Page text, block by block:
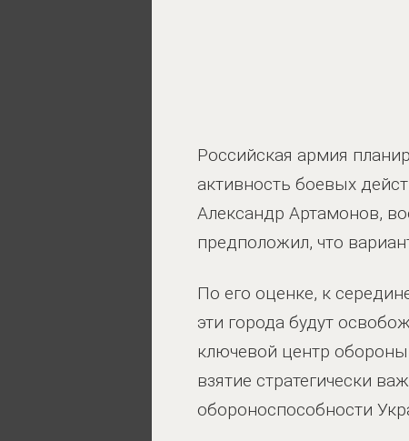
Российская армия
активность боевых
Александр Артамонов,
предположил, что
По его оценке, к
эти города будут
ключевой центр
взятие стратегически
обороноспособности